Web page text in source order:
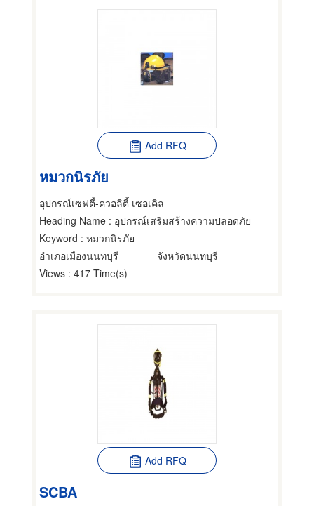
Add RFQ
หมวกนิรภัย
อุปกรณ์เซฟตี้-ควอลิตี้ เซอเคิล
Heading Name : อุปกรณ์เสริมสร้างความปลอดภัย
Keyword : หมวกนิรภัย
อำเภอเมืองนนทบุรี
จังหวัดนนทบุรี
Views : 417 Time(s)
Add RFQ
SCBA